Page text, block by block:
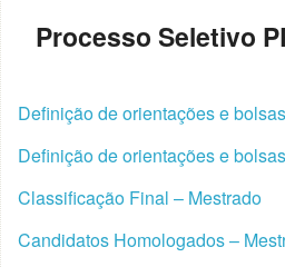
Processo Seletivo
Definição de orientações e
Definição de orientações e
Classificação Final – Mestrado
Candidatos Homologados –